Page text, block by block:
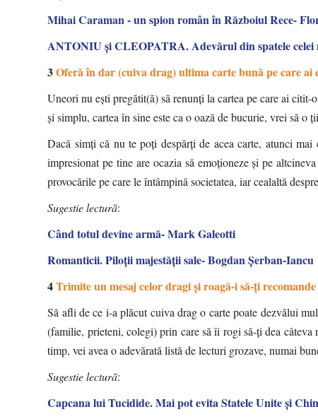
Mihai Caraman - un spion român în Războiul Rece-
ANTONIU și CLEOPATRA. Adevărul din spatele celei
3Oferă în dar (cuiva drag) ultima carte bună pe care ai
Uneori nu ești pregătit(ă) să renunți la cartea pe care ai
și simplu, cartea în sine este ca o oază de bucurie, vrei să o
Dacă simți că nu te poți despărți de acea carte, atunci
impresionat pe tine are ocazia să emoționeze și pe
provocările pe care le întâmpină societatea, iar cealaltă
Sugestie lectură:
Când totul devine armă- Mark Galeotti
Romanticii. Piloţii majestăţii sale- Bogdan Șerban-Iancu
4Trimite un mesaj celor dragi și roagă-i să-ți
Să afli de ce i-a plăcut cuiva drag o carte poate dezvălui
(familie, prieteni, colegi) prin care să îi rogi să-ți dea
timp, vei avea o adevărată listă de lecturi grozave, numai
Sugestie lectură:
Capcana lui Tucidide. Mai pot evita Statele Unite și